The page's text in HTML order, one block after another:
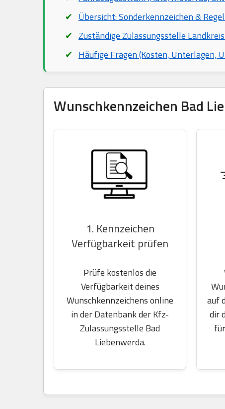
Übersicht: Sonderkennzeichen &
Zuständige Zulassungsstelle
Häufige Fragen (Kosten, Unterlagen,
Wunschkennzeichen Bad
1. Kennzeichen
Verfügbarkeit prüfen
Prüfe kostenlos die
Verfügbarkeit deines
Wunschkennzeichens online
in der Datenbank der Kfz-
Zulassungsstelle Bad
Liebenwerda.
auf
dir